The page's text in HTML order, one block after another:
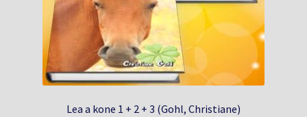
Lea a kone 1 + 2 + 3 (Gohl, Christiane)